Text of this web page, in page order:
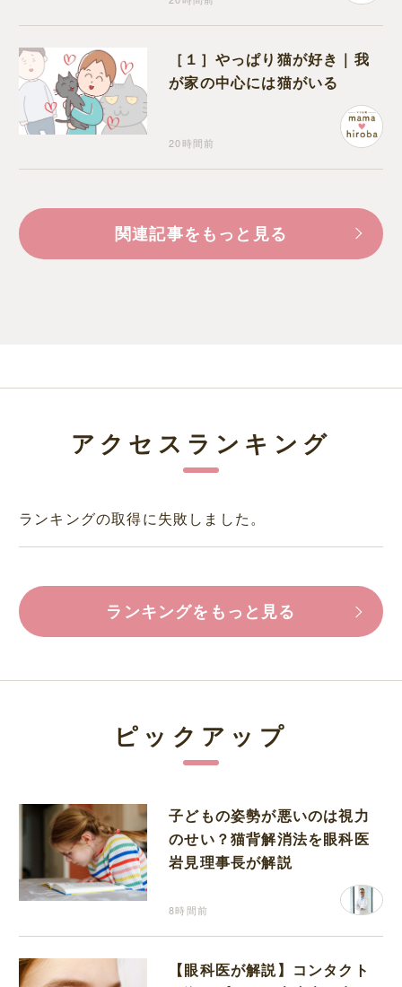
［１］やっぱり猫が好き｜我
が家の中心には猫がいる
20時間前
関連記事をもっと見る
アクセスランキング
ランキングの取得に失敗しました。
ランキングをもっと見る
ピックアップ
子どもの姿勢が悪いのは視力
のせい？猫背解消法を眼科医
岩見理事長が解説
8時間前
【眼科医が解説】コンタクト